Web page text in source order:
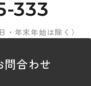
333
・年末年始は除く）
問合わせ